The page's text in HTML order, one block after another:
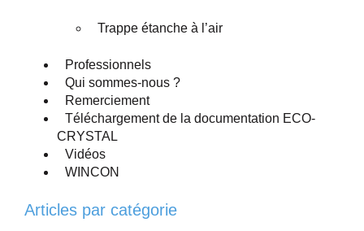
Trappe étanche à l’air
Professionnels
Qui sommes-nous ?
Remerciement
Téléchargement de la documentation ECO-
CRYSTAL
Vidéos
WINCON
Articles par catégorie